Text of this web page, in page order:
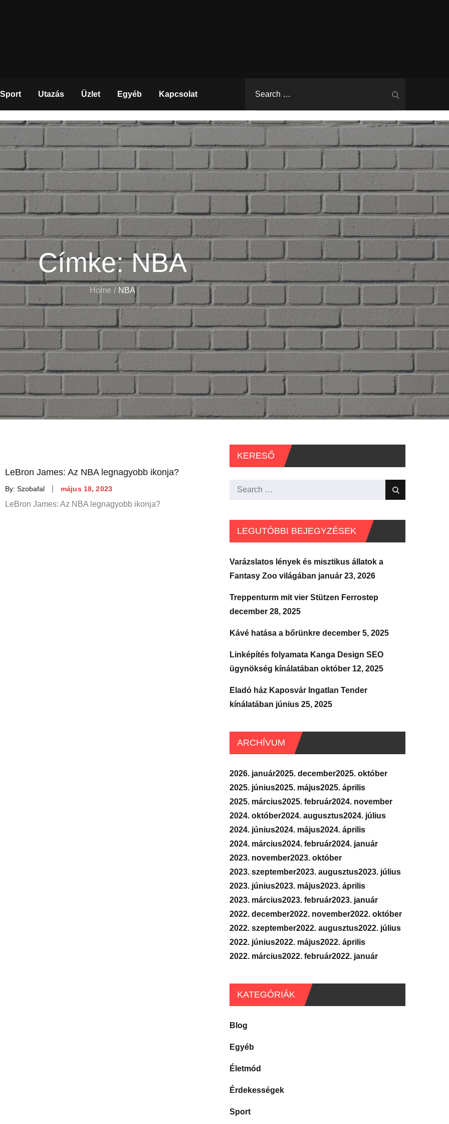
Sport Utazás Üzlet Egyéb Kapcsolat
Címke:NBA
Home NBA
LeBron James: Az NBA legnagyobb ikonja?
By: Szobafal
Posted
on
május 18, 2023
LeBron James: Az NBA legnagyobb ikonja?
KERESŐ
Search
Search
LEGUTÓBBI BEJEGYZÉSEK
Varázslatos lények és misztikus állatok a
Fantasy Zoo világában január 23, 2026
Treppenturm mit vier Stützen Ferrostep
december 28, 2025
Kávé hatása a bőrünkre december 5, 2025
Linképítés folyamata Kanga Design SEO
ügynökség kínálatában október 12, 2025
Eladó ház Kaposvár Ingatlan Tender
kínálatában június 25, 2025
ARCHÍVUM
2026. január2025. december2025. október
2025. június2025. május2025. április
2025. március2025. február2024. november
2024. október2024. augusztus2024. július
2024. június2024. május2024. április
2024. március2024. február2024. január
2023. november2023. október
2023. szeptember2023. augusztus2023. július
2023. június2023. május2023. április
2023. március2023. február2023. január
2022. december2022. november2022. október
2022. szeptember2022. augusztus2022. július
2022. június2022. május2022. április
2022. március2022. február2022. január
KATEGÓRIÁK
Blog
Egyéb
Életmód
Érdekességek
Sport